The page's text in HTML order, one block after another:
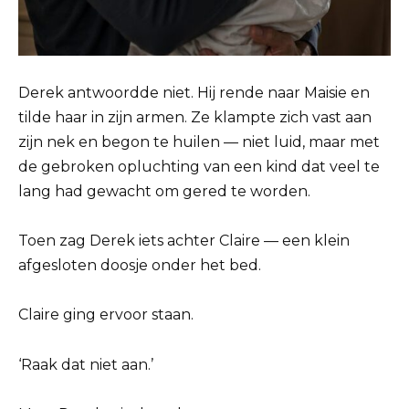
Derek antwoordde niet. Hij rende naar Maisie en
tilde haar in zijn armen. Ze klampte zich vast aan
zijn nek en begon te huilen — niet luid, maar met
de gebroken opluchting van een kind dat veel te
lang had gewacht om gered te worden.
Toen zag Derek iets achter Claire — een klein
afgesloten doosje onder het bed.
Claire ging ervoor staan.
‘Raak dat niet aan.’